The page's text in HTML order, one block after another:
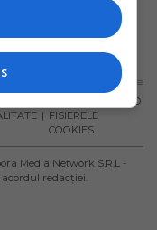
și-a pierdut viața în
POLITICA PRIVIND
FISIERELE
COOKIES
Media Network S.R.L -
redacției.